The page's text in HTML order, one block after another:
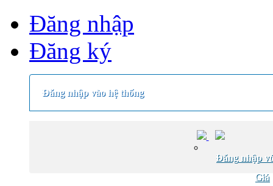
Đăng nhập
Đăng ký
Đăng nhập vào hệ thống
Đăng nhập
Giá